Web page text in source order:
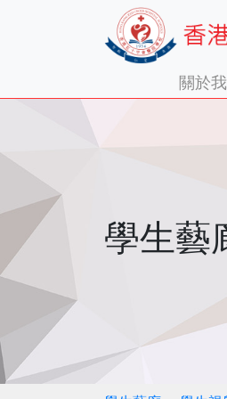
關於
學生藝